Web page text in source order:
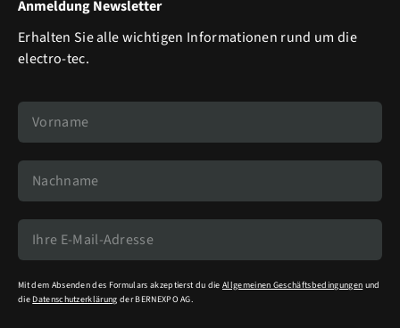
Anmeldung Newsletter
Erhalten Sie alle wichtigen Informationen rund um die
electro-tec.
Mit dem Absenden des Formulars akzeptierst du dieAllgemeinen Geschäftsbedingungen und
die Datenschutzerklärung der BERNEXPO AG.